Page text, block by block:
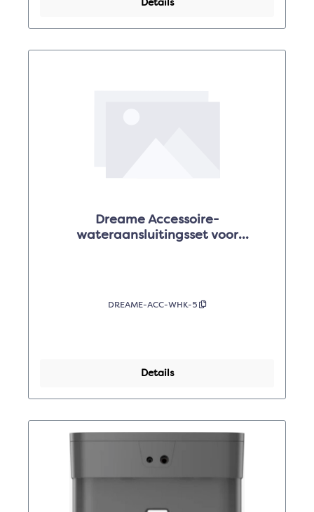
Details
Dreame Accessoire-
wateraansluitingsset voor
DREAME-ACC-WHK-5
Details